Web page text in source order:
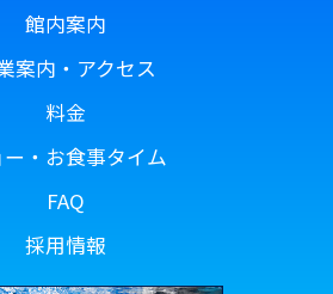
館内案内
案内・アクセス
料金
ー・お食事タイム
FAQ
採用情報